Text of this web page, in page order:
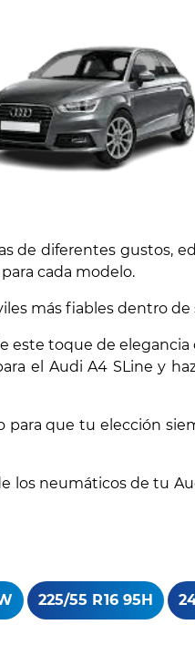
de diferentes gustos,
cada modelo.
más fiables dentro de
toque de
el Audi A4 SLine y
que tu elección
neumáticos de tu
225/55 R16 95H